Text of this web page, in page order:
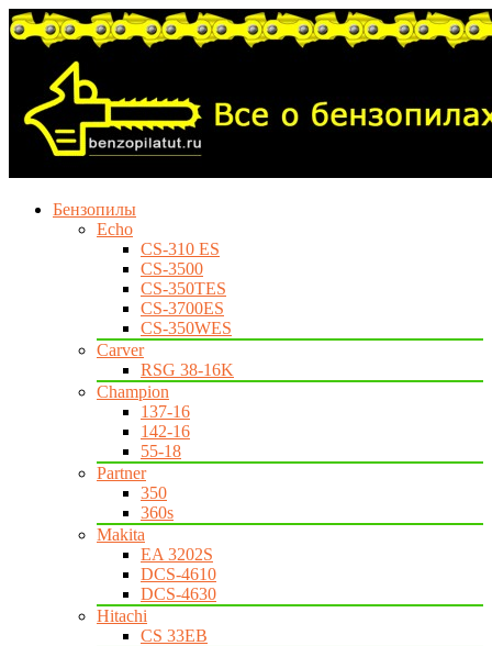
Бензопилы
Echo
CS-310 ES
CS-3500
CS-350TES
CS-3700ES
CS-350WES
Carver
RSG 38-16K
Champion
137-16
142-16
55-18
Partner
350
360s
Makita
EA 3202S
DCS-4610
DCS-4630
Hitachi
CS 33EB